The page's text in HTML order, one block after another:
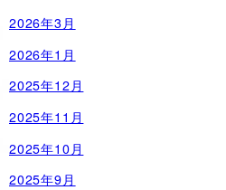
2026年3月
2026年1月
2025年12月
2025年11月
2025年10月
2025年9月